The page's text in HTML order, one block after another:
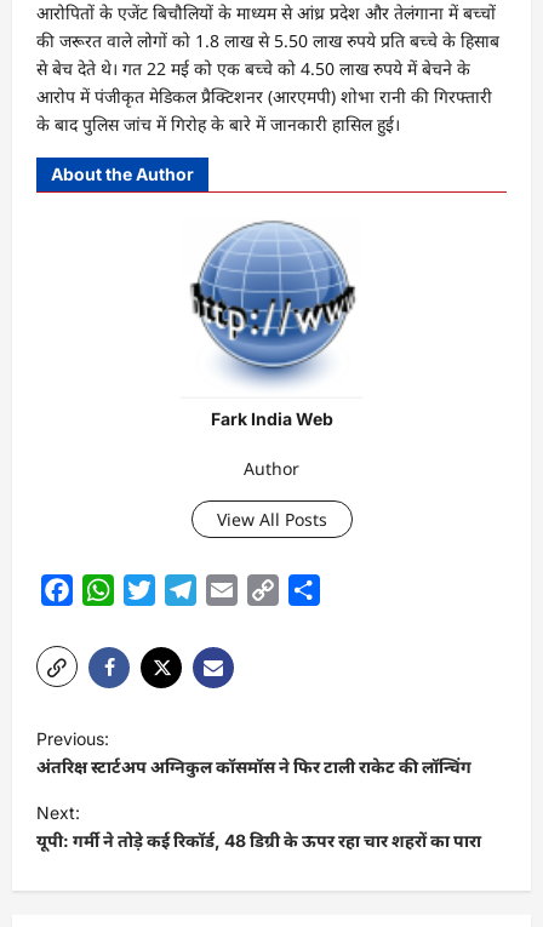
आरोपितों के एजेंट बिचौलियों के माध्यम से आंध्र प्रदेश और तेलंगाना में बच्चों
की जरूरत वाले लोगों को 1.8 लाख से 5.50 लाख रुपये प्रति बच्चे के हिसाब
से बेच देते थे। गत 22 मई को एक बच्चे को 4.50 लाख रुपये में बेचने के
आरोप में पंजीकृत मेडिकल प्रैक्टिशनर (आरएमपी) शोभा रानी की गिरफ्तारी
के बाद पुलिस जांच में गिरोह के बारे में जानकारी हासिल हुई।
About the Author
Fark India Web
Author
View All Posts
FacebookWhatsAppTwitterTelegram
Email
Copy
P
o
s
t
Previous:
अंतरिक्ष स्टार्टअप अग्निकुल कॉसमॉस ने फिर टाली राकेट की लॉन्चिंग
Next:
यूपी: गर्मी ने तोड़े कई रिकॉर्ड, 48 डिग्री के ऊपर रहा चार शहरों का पारा